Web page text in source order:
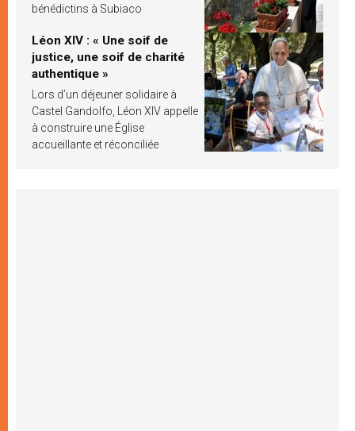
bénédictins à Subiaco
Léon XIV : « Une soif de
justice, une soif de charité
authentique »
Lors d’un déjeuner solidaire à
Castel Gandolfo, Léon XIV appelle
à construire une Église
accueillante et réconciliée